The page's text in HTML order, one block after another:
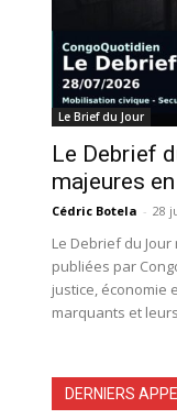
Le Brief du Jour
Le Debrief
majeures
Cédric Botela - 28
Le Debrief du
publiées par
justice, économie
marquants et
DERNIERS